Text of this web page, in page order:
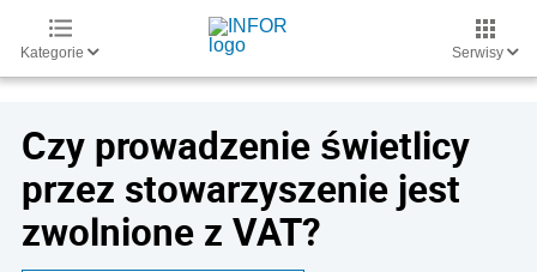
Kategorie Serwisy
Czy prowadzenie świetlicy
przez stowarzyszenie jest
zwolnione z VAT?